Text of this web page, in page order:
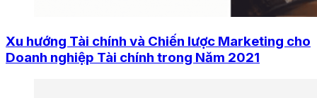
Xu hướng Tài chính và Chiến lược Marketing cho
Doanh nghiệp Tài chính trong Năm 2021